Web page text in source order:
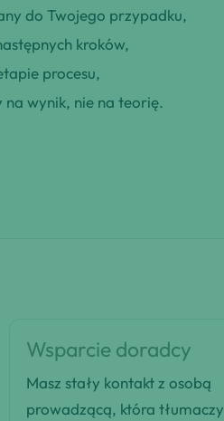
do Twojego przypadku,
kroków,
procesu,
wynik, nie na teorię.
Wsparcie doradcy
Masz stały kontakt z osobą
prowadzącą, która tłumaczy